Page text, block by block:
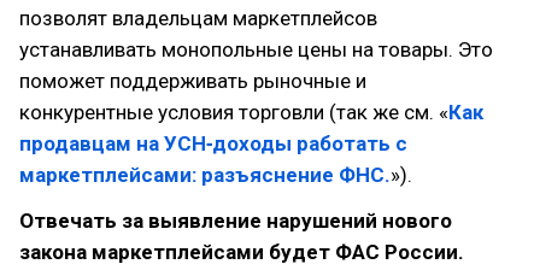
позволят владельцам маркетплейсов
устанавливать монопольные цены на товары. Это
поможет поддерживать рыночные и
конкурентные условия торговли (так же см. «Как
продавцам на УСН‑доходы работать с
маркетплейсами: разъяснение ФНС.»).
Отвечать за выявление нарушений нового
закона маркетплейсами будет ФАС России.